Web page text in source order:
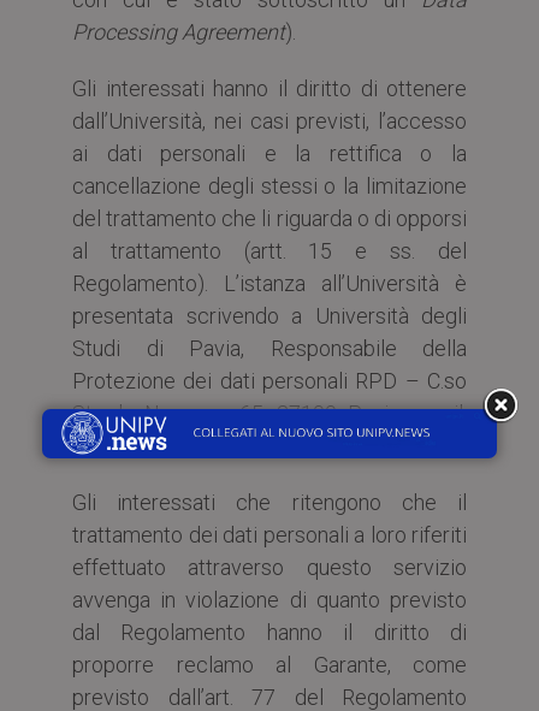
Processing Agreement).
Gli interessati hanno il diritto di ottenere
dall’Università, nei casi previsti, l’accesso
ai dati personali e la rettifica o la
cancellazione degli stessi o la limitazione
del trattamento che li riguarda o di opporsi
al trattamento (artt. 15 e ss. del
Regolamento). L’istanza all’Università è
presentata scrivendo a Università degli
Studi di Pavia, Responsabile della
Protezione dei dati personali RPD – C.so
Strada Nuova n. 65, 27100 Pavia, email:
privacy@unipv.it
Gli interessati che ritengono che il
trattamento dei dati personali a loro riferiti
effettuato attraverso questo servizio
avvenga in violazione di quanto previsto
dal Regolamento hanno il diritto di
proporre reclamo al Garante, come
previsto dall’art. 77 del Regolamento